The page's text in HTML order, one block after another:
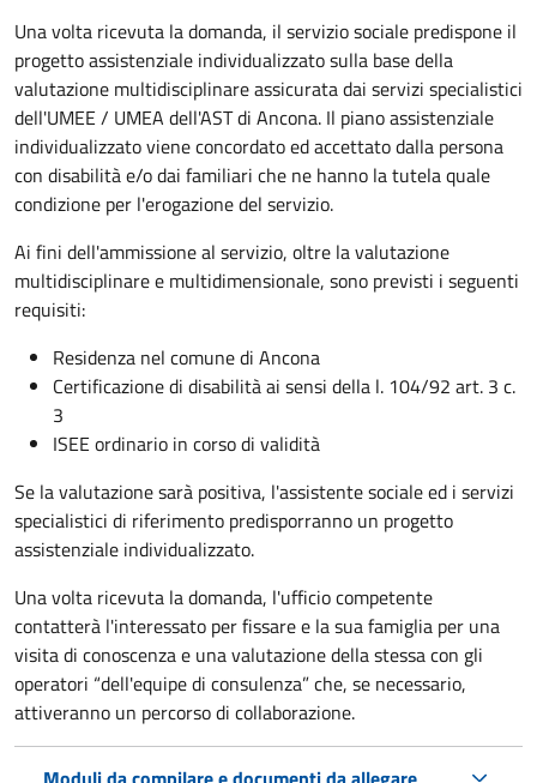
Una volta ricevuta la domanda, il servizio sociale predispone il
progetto assistenziale individualizzato sulla base della
valutazione multidisciplinare assicurata dai servizi specialistici
dell'UMEE / UMEA dell'AST di Ancona. Il piano assistenziale
individualizzato viene concordato ed accettato dalla persona
con disabilità e/o dai familiari che ne hanno la tutela quale
condizione per l'erogazione del servizio.
Ai fini dell'ammissione al servizio, oltre la valutazione
multidisciplinare e multidimensionale, sono previsti i seguenti
requisiti:
Residenza nel comune di Ancona
Certificazione di disabilità ai sensi della l. 104/92 art. 3 c.
3
ISEE ordinario in corso di validità
Se la valutazione sarà positiva, l'assistente sociale ed i servizi
specialistici di riferimento predisporranno un progetto
assistenziale individualizzato.
Una volta ricevuta la domanda, l'ufficio competente
contatterà l'interessato per fissare e la sua famiglia per una
visita di conoscenza e una valutazione della stessa con gli
operatori “dell'equipe di consulenza” che, se necessario,
attiveranno un percorso di collaborazione.